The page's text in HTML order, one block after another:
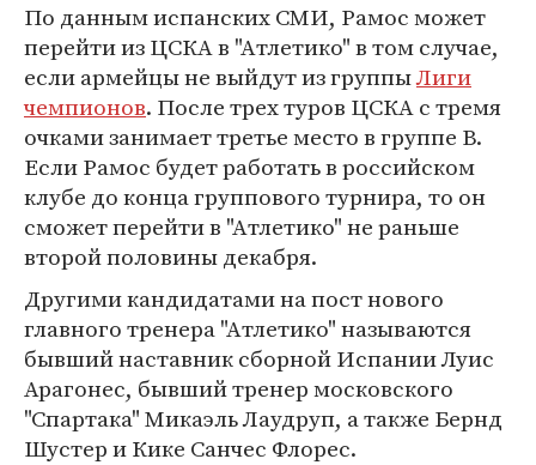
По данным испанских СМИ, Рамос может
перейти из ЦСКА в "Атлетико" в том случае,
если армейцы не выйдут из группыЛиги
чемпионов. После трех туров ЦСКА с тремя
очками занимает третье место в группе В.
Если Рамос будет работать в российском
клубе до конца группового турнира, то он
сможет перейти в "Атлетико" не раньше
второй половины декабря.
Другими кандидатами на пост нового
главного тренера "Атлетико" называются
бывший наставник сборной Испании Луис
Арагонес, бывший тренер московского
"Спартака" Микаэль Лаудруп, а также Бернд
Шустер и Кике Санчес Флорес.